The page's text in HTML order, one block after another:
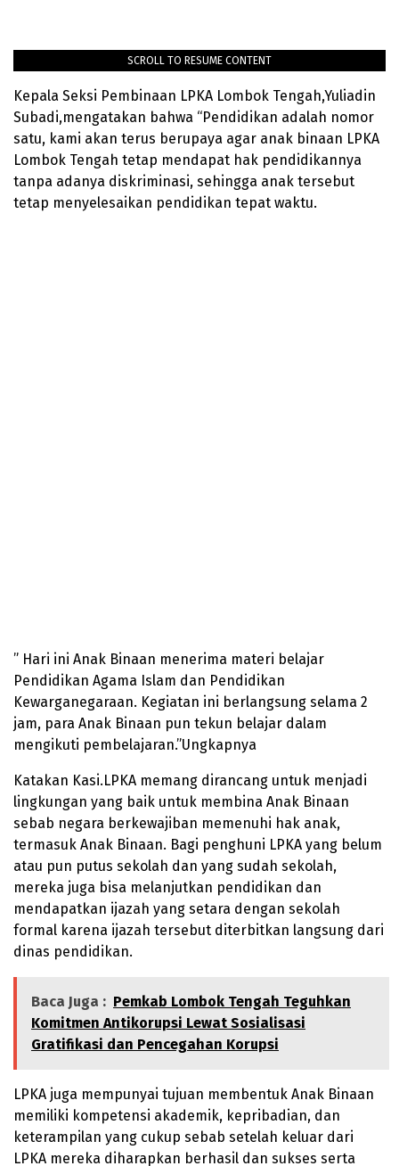
SCROLL TO RESUME CONTENT
Kepala Seksi Pembinaan LPKA Lombok Tengah,Yuliadin
Subadi,mengatakan bahwa “Pendidikan adalah nomor
satu, kami akan terus berupaya agar anak binaan LPKA
Lombok Tengah tetap mendapat hak pendidikannya
tanpa adanya diskriminasi, sehingga anak tersebut
tetap menyelesaikan pendidikan tepat waktu.
” Hari ini Anak Binaan menerima materi belajar
Pendidikan Agama Islam dan Pendidikan
Kewarganegaraan. Kegiatan ini berlangsung selama 2
jam, para Anak Binaan pun tekun belajar dalam
mengikuti pembelajaran.”Ungkapnya
Katakan Kasi.LPKA memang dirancang untuk menjadi
lingkungan yang baik untuk membina Anak Binaan
sebab negara berkewajiban memenuhi hak anak,
termasuk Anak Binaan. Bagi penghuni LPKA yang belum
atau pun putus sekolah dan yang sudah sekolah,
mereka juga bisa melanjutkan pendidikan dan
mendapatkan ijazah yang setara dengan sekolah
formal karena ijazah tersebut diterbitkan langsung dari
dinas pendidikan.
Baca Juga : Pemkab Lombok Tengah Teguhkan
Komitmen Antikorupsi Lewat Sosialisasi
Gratifikasi dan Pencegahan Korupsi
LPKA juga mempunyai tujuan membentuk Anak Binaan
memiliki kompetensi akademik, kepribadian, dan
keterampilan yang cukup sebab setelah keluar dari
LPKA mereka diharapkan berhasil dan sukses serta